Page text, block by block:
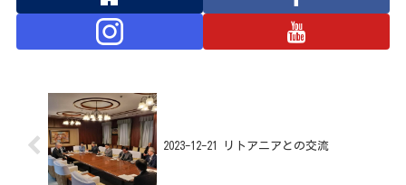
2023-12-21 リトアニアとの交流